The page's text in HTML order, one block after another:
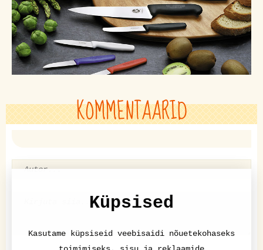
KOMMENTAARID
Küpsised
Kasutame küpsiseid veebisaidi nõuetekohaseks